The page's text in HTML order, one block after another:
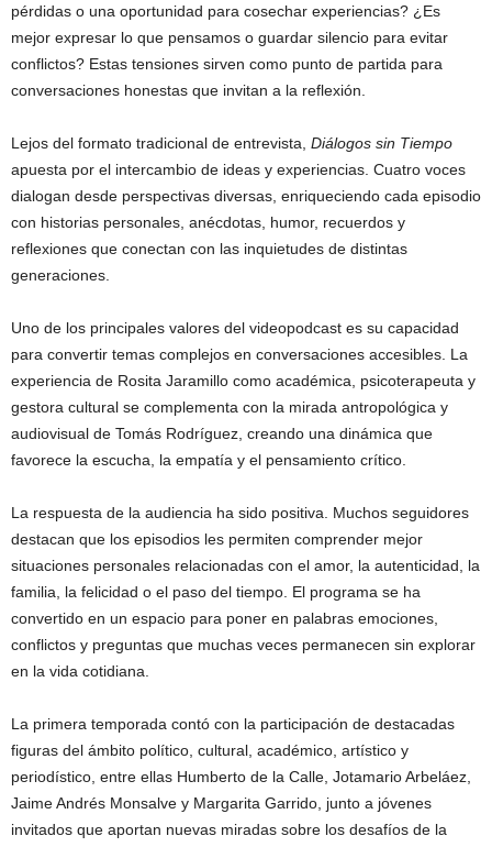
pérdidas o una oportunidad para cosechar experiencias? ¿Es
mejor expresar lo que pensamos o guardar silencio para evitar
conflictos? Estas tensiones sirven como punto de partida para
conversaciones honestas que invitan a la reflexión.
Lejos del formato tradicional de entrevista, Diálogos sin Tiempo
apuesta por el intercambio de ideas y experiencias. Cuatro voces
dialogan desde perspectivas diversas, enriqueciendo cada episodio
con historias personales, anécdotas, humor, recuerdos y
reflexiones que conectan con las inquietudes de distintas
generaciones.
Uno de los principales valores del videopodcast es su capacidad
para convertir temas complejos en conversaciones accesibles. La
experiencia de Rosita Jaramillo como académica, psicoterapeuta y
gestora cultural se complementa con la mirada antropológica y
audiovisual de Tomás Rodríguez, creando una dinámica que
favorece la escucha, la empatía y el pensamiento crítico.
La respuesta de la audiencia ha sido positiva. Muchos seguidores
destacan que los episodios les permiten comprender mejor
situaciones personales relacionadas con el amor, la autenticidad, la
familia, la felicidad o el paso del tiempo. El programa se ha
convertido en un espacio para poner en palabras emociones,
conflictos y preguntas que muchas veces permanecen sin explorar
en la vida cotidiana.
La primera temporada contó con la participación de destacadas
figuras del ámbito político, cultural, académico, artístico y
periodístico, entre ellas Humberto de la Calle, Jotamario Arbeláez,
Jaime Andrés Monsalve y Margarita Garrido, junto a jóvenes
invitados que aportan nuevas miradas sobre los desafíos de la